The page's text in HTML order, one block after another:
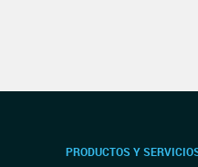
PRODUCTOS Y